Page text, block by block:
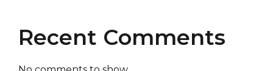
Recent Comments